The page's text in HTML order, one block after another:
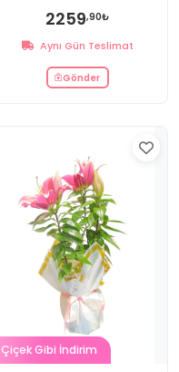
2259,90₺
Aynı Gün Teslimat
Gönder
Çiçek Gibi İndirim